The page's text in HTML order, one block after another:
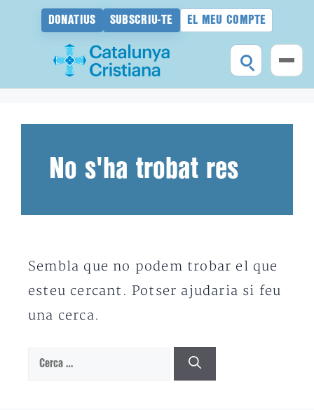
DONATIUS SUBSCRIU-TE EL MEU COMPTE
No s'ha trobat res
Sembla que no podem trobar el que
esteu cercant. Potser ajudaria si feu
una cerca.
Cerca: